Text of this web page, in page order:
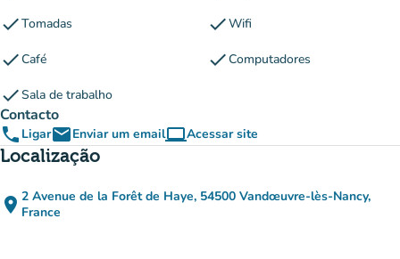
checkTomadas checkWifi
checkCafé checkComputadores
checkSala de trabalho
Contacto
phone LigaremailEnviar um emailcomputerAcessar site
(novo separador)
Localização
place 2 Avenue de la Forêt de Haye, 54500 Vandœuvre-lès-Nancy,
France